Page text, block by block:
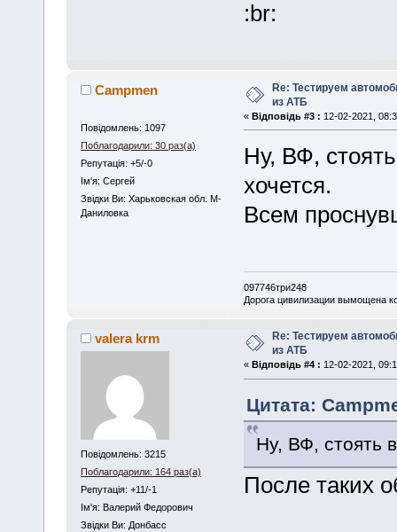
Сampmen
Повідомлень: 1097
Поблагодарили: 30 раз(а)
Репутація: +5/-0
Iм'я: Сергей
Звідки Ви: Харьковская обл. М-
Даниловка
Re: Тестируем
из АТБ
« Відповідь #3 : 12-02-2021,
Ну, ВФ,
хочется.
Всем
097746три248
Дорога цивилизации вымощена
valera krm
Повідомлень: 3215
Поблагодарили: 164 раз(а)
Репутація: +11/-1
Iм'я: Валерий Федорович
Звідки Ви: Донбасс
Re: Тестируем
из АТБ
« Відповідь #4 : 12-02-2021,
Цитата:
Ну, ВФ, стоять
После таких